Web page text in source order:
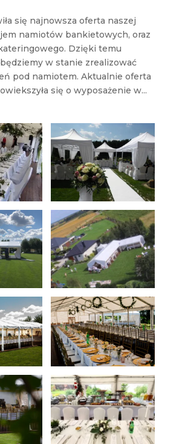
się najnowsza oferta naszej
namiotów bankietowych, oraz
Dzięki temu
w stanie zrealizować
pod namiotem. Aktualnie oferta
się o wyposażenie w...